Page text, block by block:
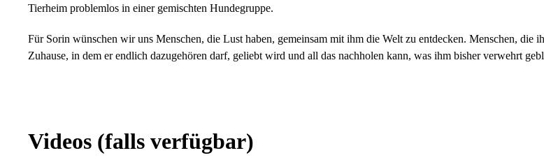
Tierheim problemlos in einer gemischten Hundegruppe.
Für Sorin wünschen wir uns Menschen, die Lust haben, gemeinsam mit ihm die Welt zu entdecken. Menschen,
Zuhause, in dem er endlich dazugehören darf, geliebt wird und all das nachholen kann, was ihm bisher verwehrt
Videos (falls verfügbar)